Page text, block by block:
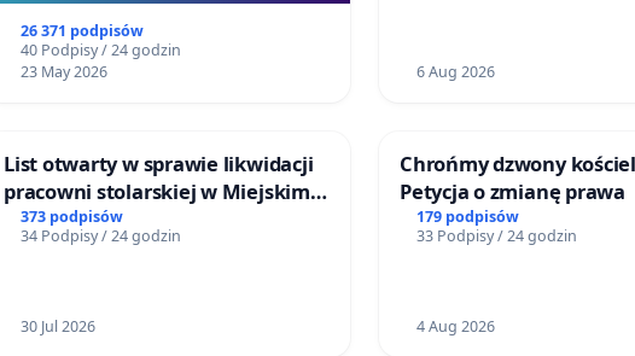
26 371 podpisów
40 Podpisy / 24 godzin
23 May 2026
6 Aug 2026
List otwarty w sprawie likwidacji
pracowni stolarskiej w Miejskim
Teatrze Miniatura w Gdańsku
373 podpisów
34 Podpisy / 24 godzin
30 Jul 2026
Chrońmy dzwony
Petycja o zmianę prawa
179 podpisów
33 Podpisy / 24 godzin
4 Aug 2026